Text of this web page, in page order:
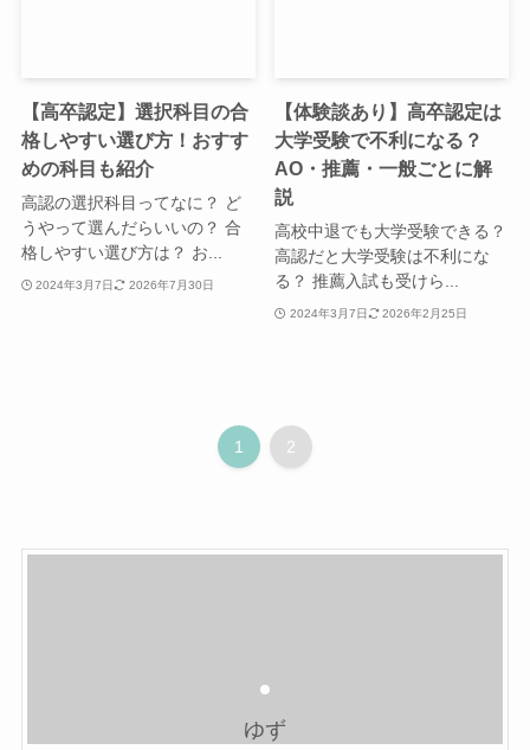
【高卒認定】選択科目の合
格しやすい選び方！おすす
めの科目も紹介
高認の選択科目ってなに？ ど
うやって選んだらいいの？ 合
格しやすい選び方は？ お...
2024年3月7日 2026年7月30日
【体験談あり】高卒認定は
大学受験で不利になる？
AO・推薦・一般ごとに解
説
高校中退でも大学受験できる？
高認だと大学受験は不利にな
る？ 推薦入試も受けら...
2024年3月7日 2026年2月25日
1 2
ゆず